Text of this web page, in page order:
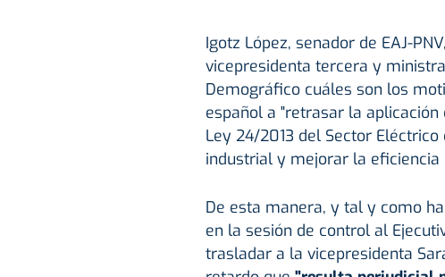
Igotz López, senador de EAJ-
vicepresidenta tercera y
Demográfico cuáles son los
español a "retrasar la
Ley 24/2013 del Sector
industrial y mejorar la
De esta manera, y tal y como
en la sesión de control al
trasladar a la vicepresidenta